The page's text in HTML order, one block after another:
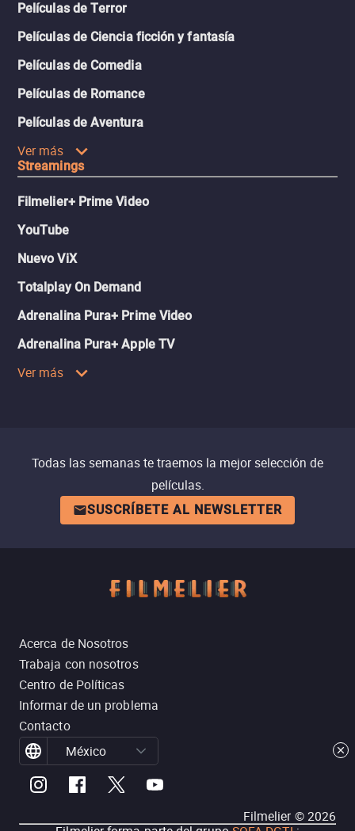
Películas de Terror
Películas de Ciencia ficción y fantasía
Películas de Comedia
Películas de Romance
Películas de Aventura
Ver más
Streamings
Filmelier+ Prime Video
YouTube
Nuevo ViX
Totalplay On Demand
Adrenalina Pura+ Prime Video
Adrenalina Pura+ Apple TV
Ver más
Todas las semanas te traemos la mejor selección de
películas.
SUSCRÍBETE AL NEWSLETTER
Acerca de Nosotros
Trabaja con nosotros
Centro de Políticas
Informar de un problema
Contacto
México
Filmelier ©2026